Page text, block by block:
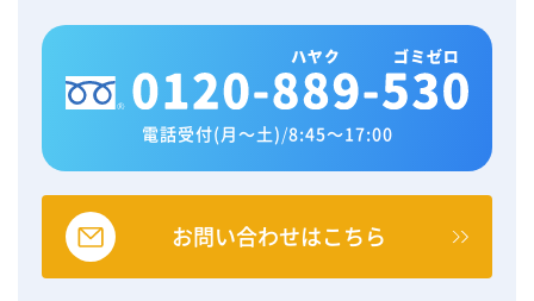
電話受付(月～土) /8:45～17:00
お問い合わせはこちら